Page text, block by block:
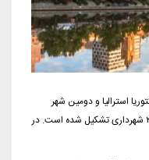
استرالیا و دومین شهر
پرجمعیت استرالیا و اقیانوسیه است. ملبورن از ۳۱ شهرداری تشکیل شده است. در